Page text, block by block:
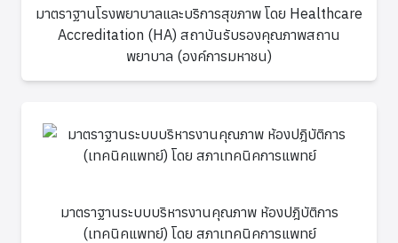
มาตราฐานโรงพยาบาลและบริการสุขภาพ โดย Healthcare
Accreditation (HA) สถาบันรับรองคุณภาพสถาน
พยาบาล (องค์การมหาชน)
มาตราฐานระบบบริหารงานคุณภาพ ห้องปฎิบัติการ
(เทคนิคแพทย์) โดย สภาเทคนิคการแพทย์